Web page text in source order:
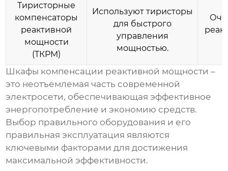
Тиристорные
компенсаторы
реактивной
мощности
(ТКРМ)
Используют тиристоры
для быстрого
управления
мощностью.
Шкафы компенсации реактивной мощности –
это неотъемлемая часть современной
электросети, обеспечивающая эффективное
энергопотребление и экономию средств.
Выбор правильного оборудования и его
правильная эксплуатация являются
ключевыми факторами для достижения
максимальной эффективности.